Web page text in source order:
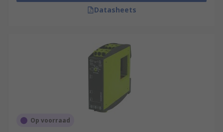
Datasheets
Op voorraad